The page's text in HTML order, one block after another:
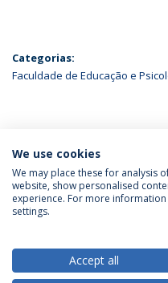
Categorias:
Faculdade de Educação e
ÚLTIMAS NOTÍCIAS
Política de
We use cookies
We may place these for analysis
website, show personalised
experience. For more
settings.
Accept all